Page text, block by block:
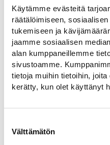
Käytämme evästeitä
räätälöimiseen,
tukemiseen ja
jaamme sosiaalisen
alan kumppaneillemme
sivustoamme.
tietoja muihin tietoihin,
kerätty, kun olet käyttänyt
valinta
Välttämätön
vom
Das Eisstadion von
km vom
eine Eislaufbahn,
zugänglich ist.